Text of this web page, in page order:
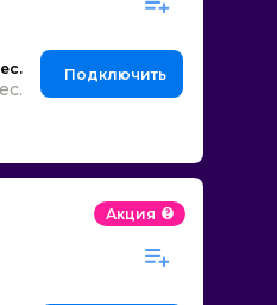
Подключить
Акция